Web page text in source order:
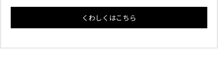
くわしくはこちら